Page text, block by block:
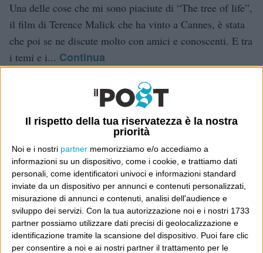
Il rispetto della tua riservatezza è la nostra
priorità
Noi e i nostri partner memorizziamo e/o accediamo a
informazioni su un dispositivo, come i cookie, e trattiamo dati
personali, come identificatori univoci e informazioni standard
inviate da un dispositivo per annunci e contenuti personalizzati,
misurazione di annunci e contenuti, analisi dell'audience e
sviluppo dei servizi. Con la tua autorizzazione noi e i nostri 1733
partner possiamo utilizzare dati precisi di geolocalizzazione e
identificazione tramite la scansione del dispositivo. Puoi fare clic
per consentire a noi e ai nostri partner il trattamento per le
Una delle cose che mi sono piaciute di “The tree of life”,
il film di Terence Malick che ha vinto a Cannes, è stata
che poi se ne discute molto con amici e conoscenti. E tra
i temi e i... Continua
You make my dreams come
true
26 Aprile 2011 Wittgenstein
Ieri ho visto una commediola sentimentale americana di
due anni fa, che si chiama “500 giorni d’estate”. Mi ha
colpito la costruzione a tavolino di un film dedicato
espressamente alla generazione degli attuali trentenni un
po’ colti e impegnati, tutto...Continua